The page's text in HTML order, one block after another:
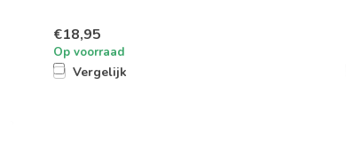
€18,95
Op voorraad
Vergelijk